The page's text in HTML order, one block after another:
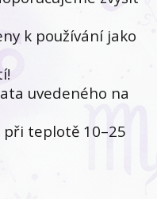
k používání jako
uvedeného na
při teplotě 10–25